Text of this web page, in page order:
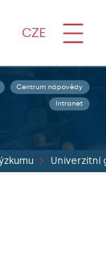
CZE
Centrum nápovědy
Intranet
Univerzitní